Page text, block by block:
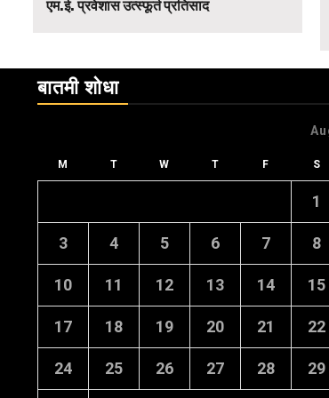
एम.ई. प्रवेशास उत्स्फूर्त प्रतिसाद
बातमी शोधा
M T W T F S
1
3 4 5 6 7 8
10 11 12 13 14 15
17 18 19 20 21 22
24 25 26 27 28 29